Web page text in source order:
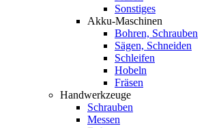
Sonstiges
Akku-Maschinen
Bohren, Schrauben
Sägen, Schneiden
Schleifen
Hobeln
Fräsen
Handwerkzeuge
Schrauben
Messen